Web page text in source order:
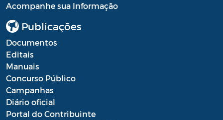
Acompanhe sua Informação
Publicações
Documentos
Editais
Manuais
Concurso Público
Campanhas
Diário oficial
Portal do Contribuinte